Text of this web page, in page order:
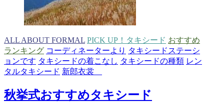
ALL ABOUT FORMAL PICK UP！タキシード おすすめ
ランキング コーディネーターより タキシードステーシ
ョンです タキシードの着こなし タキシードの種類 レン
タルタキシード 新郎衣裳
秋挙式おすすめタキシード